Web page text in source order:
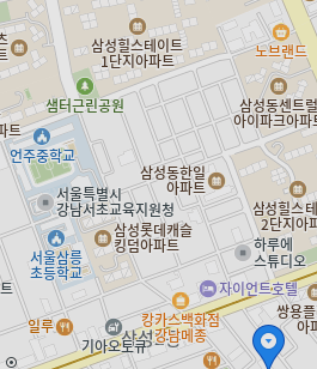
vinyl.coroke.net 바이